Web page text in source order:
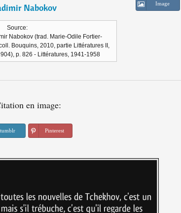
Nabokov
Source:
Nabokov (trad. Marie-Odile Fortier-
Bouquins, 2010, partie Littératures II,
p. 826 - Littératures, 1941-1958
Image
en image:
tumblr Pinterest